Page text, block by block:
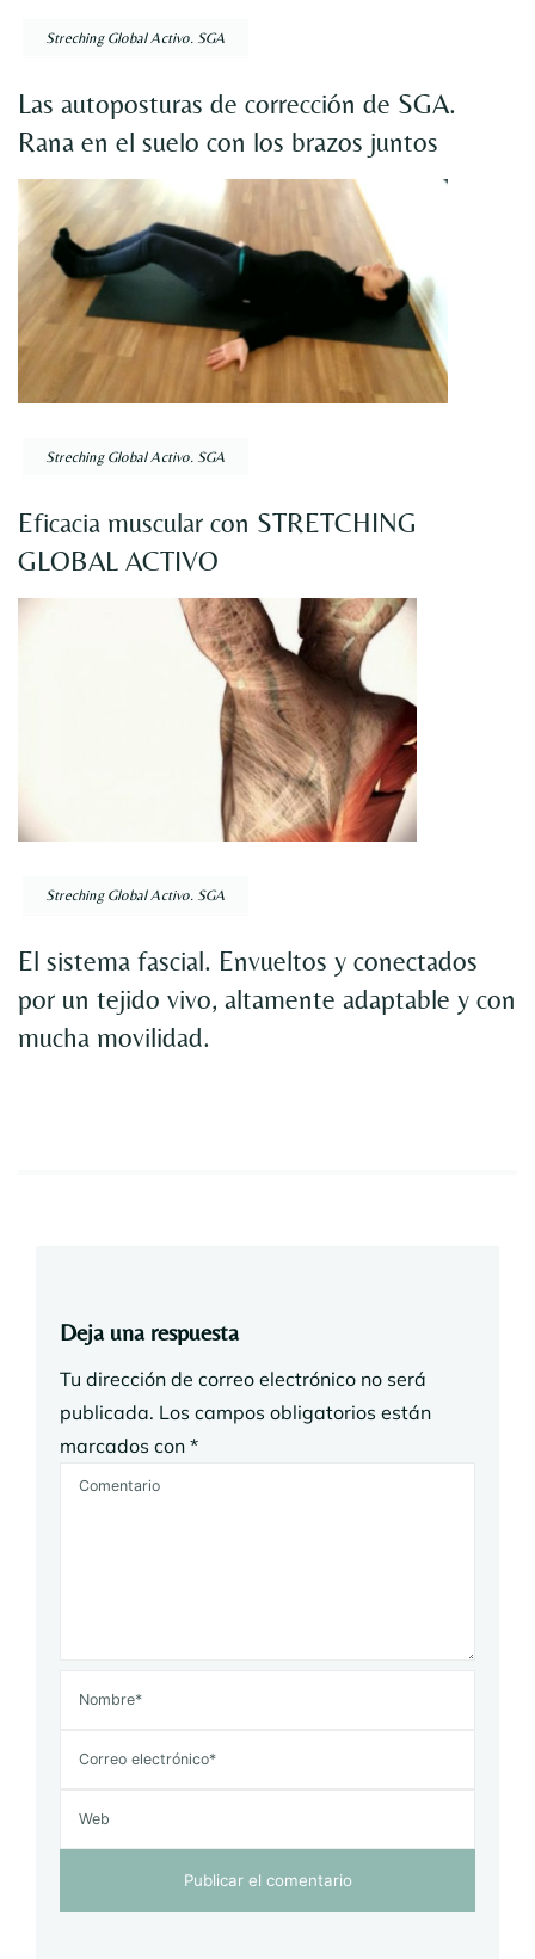
Streching Global Activo. SGA
Las autoposturas de corrección de SGA.
Rana en el suelo con los brazos juntos
Streching Global Activo. SGA
Eficacia muscular con STRETCHING
GLOBAL ACTIVO
Streching Global Activo. SGA
El sistema fascial. Envueltos y conectados
por un tejido vivo, altamente adaptable y con
mucha movilidad.
Deja una respuesta
Tu dirección de correo electrónico no será
publicada. Los campos obligatorios están
marcados con *